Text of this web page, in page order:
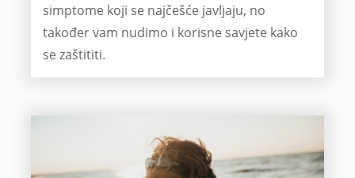
simptome koji se najčešće javljaju, no
također vam nudimo i korisne savjete kako
se zaštititi.